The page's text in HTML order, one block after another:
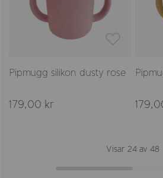
Pipmugg silikon dusty rose
179,00 kr
Visar 24 av 48